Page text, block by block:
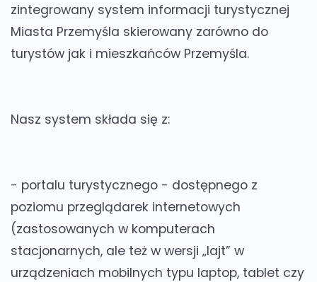
zintegrowany system informacji turystycznej
Miasta Przemyśla skierowany zarówno do
turystów jak i mieszkańców Przemyśla.
Nasz system składa się z:
- portalu turystycznego - dostępnego z
poziomu przeglądarek internetowych
(zastosowanych w komputerach
stacjonarnych, ale też w wersji „lajt” w
urządzeniach mobilnych typu laptop, tablet czy